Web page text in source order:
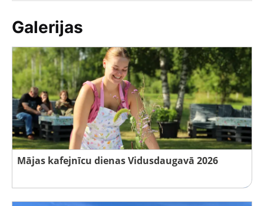
Galerijas
Mājas kafejnīcu dienas Vidusdaugavā 2026